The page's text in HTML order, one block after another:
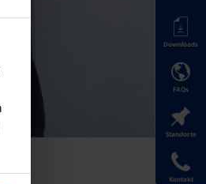
Downloads
FAQs
Standorte
Kontakt